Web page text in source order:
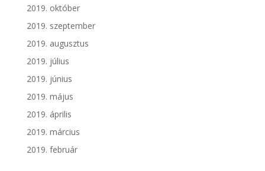
2019. október
2019. szeptember
2019. augusztus
2019. július
2019. június
2019. május
2019. április
2019. március
2019. február